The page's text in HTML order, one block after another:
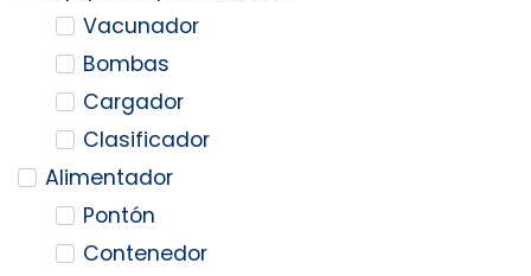
Vacunador
Bombas
Cargador
Clasificador
Alimentador
Pontón
Contenedor